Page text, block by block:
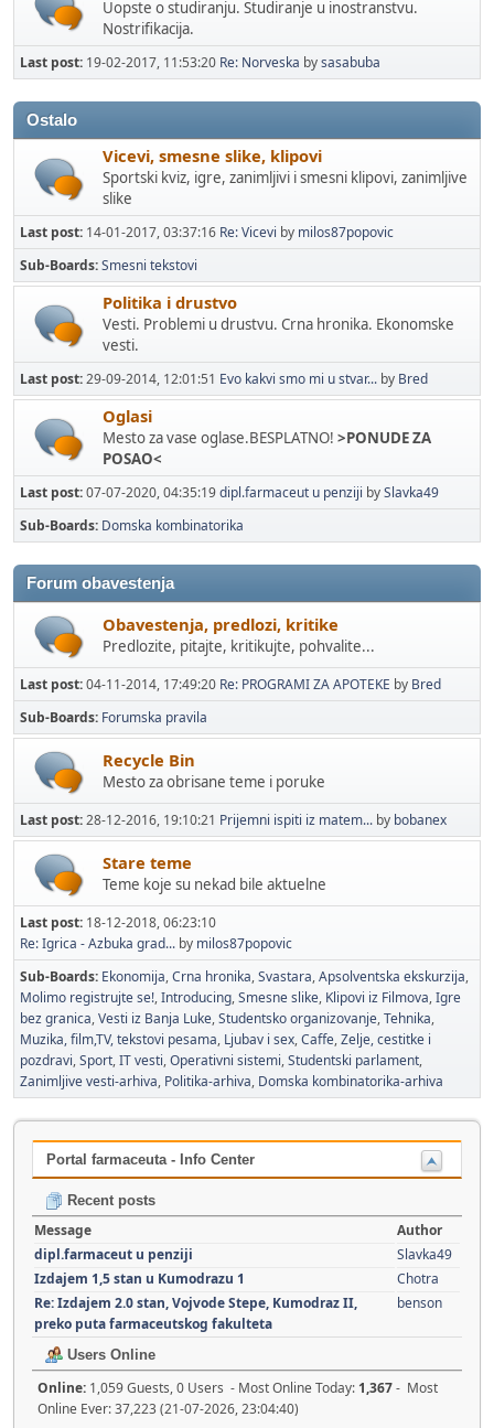
Uopste o studiranju. Studiranje u inostranstvu.
Nostrifikacija.
Last post: 19-02-2017, 11:53:20 Re: Norveska bysasabuba
Ostalo
Vicevi, smesne slike, klipovi
Sportski kviz, igre, zanimljivi i smesni klipovi, zanimljive
slike
Last post: 14-01-2017, 03:37:16 Re: Vicevi by milos87popovic
Sub-Boards Smesni tekstovi
Politika i drustvo
Vesti. Problemi u drustvu. Crna hronika. Ekonomske
vesti.
Last post:29-09-2014, 12:01:51 Evo kakvi smo mi u stvar... by Bred
Oglasi
Mesto za vase oglase.BESPLATNO! >PONUDE ZA
POSAO<
Last post:07-07-2020, 04:35:19dipl.farmaceut u penziji bySlavka49
Sub-Boards Domska kombinatorika
Forum obavestenja
Obavestenja, predlozi, kritike
Predlozite, pitajte, kritikujte, pohvalite...
Last post:04-11-2014, 17:49:20 Re: PROGRAMI ZA APOTEKE by Bred
Sub-Boards Forumska pravila
Recycle Bin
Mesto za obrisane teme i poruke
Last post:28-12-2016, 19:10:21 Prijemni ispiti iz matem... by bobanex
Stare teme
Teme koje su nekad bile aktuelne
Last post: 18-12-2018, 06:23:10
Re: Igrica - Azbuka grad... by milos87popovic
Sub-Boards Ekonomija Crna hronika Svastara Apsolventska ekskurzija
Molimo registrujte se! Introducing Smesne slike Klipovi iz Filmova Igre
bez granica Vesti iz Banja Luke Studentsko organizovanje Tehnika
Muzika, film,TV, tekstovi pesama Ljubav i sex Caffe Zelje, cestitke i
pozdravi Sport IT vesti Operativni sistemi Studentski parlament
Zanimljive vesti-arhiva Politika-arhiva Domska kombinatorika-arhiva
Portal farmaceuta - Info Center
Recent posts
Message
Author
dipl.farmaceut u penziji
Slavka49
Izdajem 1,5 stan u Kumodrazu 1
Chotra
Re: Izdajem 2.0 stan, Vojvode Stepe, Kumodraz II,
preko puta farmaceutskog fakulteta
benson
Users Online
Online: 1,059 Guests, 0 Users - Most Online Today: 1,367- Most
Online Ever: 37,223 (21-07-2026, 23:04:40)